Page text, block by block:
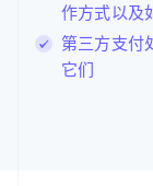
作方式以及
第三方支付
它们
卢森堡
Français
罗马尼亚
English